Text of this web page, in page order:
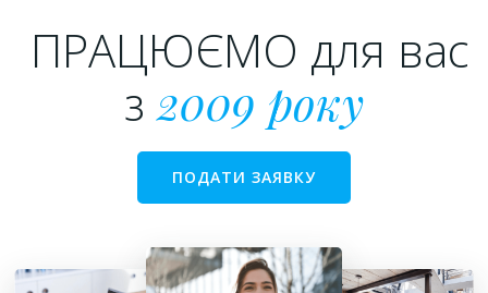
ПРАЦЮЄМО для вас
з2009 року
ПОДАТИ ЗАЯВКУ